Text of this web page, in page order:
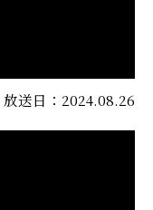
放送日：2024.08.26